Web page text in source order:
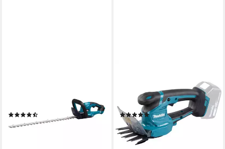
127,40 €
Akku-Grasschere DUM111ZX
- Akku-Grasschere -
blau/schwarz
(2)
ab 73,93 €
lieferbar - in 2-3 Werktagen bei dir